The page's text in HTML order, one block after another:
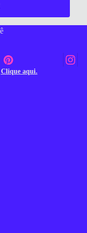
Clique aqui.